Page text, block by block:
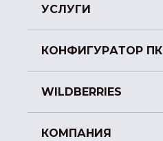
УСЛУГИ
КОНФИГУРАТОР ПК
WILDBERRIES
КОМПАНИЯ